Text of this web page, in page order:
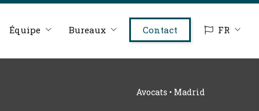
Équipe Bureaux Contact FR
Avocats • Madrid